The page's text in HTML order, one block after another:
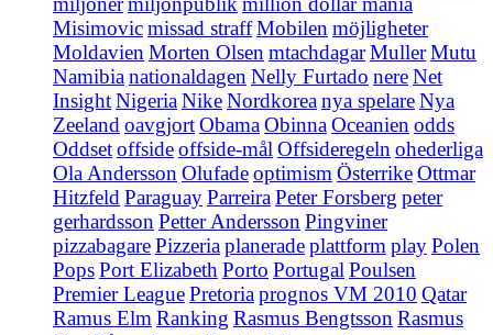
Misimovicmissad straffMobilen möjligheter
Moldavien Morten Olsen mtachdagarMullerMutu
Namibianationaldagen Nelly Furtado nereNet
InsightNigeriaNikeNordkoreanya spelareNya
Zeeland oavgjortObamaObinnaOceanien odds
Oddsetoffsideoffside-mål Offsideregeln ohederliga
Ola Andersson Olufadeoptimism ÖsterrikeOttmar
Hitzfeld ParaguayParreiraPeter Forsberg peter
gerhardsson Petter Andersson Pingviner
pizzabagarePizzeriaplaneradeplattform playPolen
PopsPort Elizabeth Porto Portugal Poulsen
Premier LeaguePretoriaprognos VM 2010 Qatar
Ramus Elm Ranking Rasmus Bengtsson Rasmus